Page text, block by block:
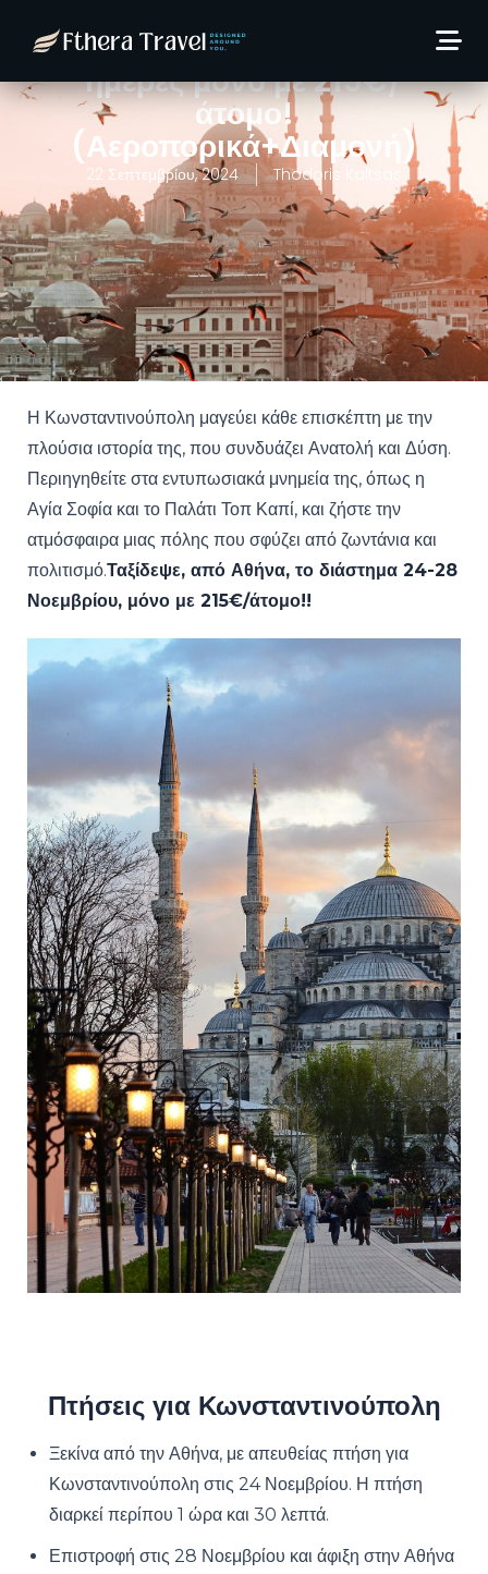
Κωνσταντινούπολη: 5
ημέρες μόνο με 215€/
άτομο!
(Αεροπορικά+Διαμονή)
22 Σεπτεμβρίου, 2024 Thodoris Kaltsas
Η Κωνσταντινούπολη μαγεύει κάθε επισκέπτη με την
πλούσια ιστορία της, που συνδυάζει Ανατολή και Δύση.
Περιηγηθείτε στα εντυπωσιακά μνημεία της, όπως η
Αγία Σοφία και το Παλάτι Τοπ Καπί, και ζήστε την
ατμόσφαιρα μιας πόλης που σφύζει από ζωντάνια και
πολιτισμό.Ταξίδεψε, από Αθήνα, το διάστημα 24-28
Νοεμβρίου, μόνο με 215€/άτομο!!
Πτήσεις για Κωνσταντινούπολη
Ξεκίνα από την Αθήνα, με απευθείας πτήση για
Κωνσταντινούπολη στις 24 Νοεμβρίου. Η πτήση
διαρκεί περίπου 1 ώρα και 30 λεπτά.
Επιστροφή στις 28 Νοεμβρίου και άφιξη στην Αθήνα